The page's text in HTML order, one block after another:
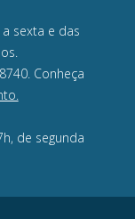
sexta e das
Conheça
de segunda